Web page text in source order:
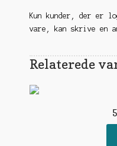
Kun kunder, der er
vare, kan skrive en
Relaterede